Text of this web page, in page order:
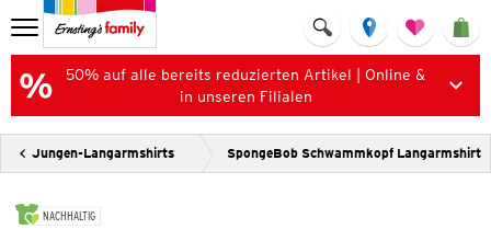
50% auf alle bereits reduzierten Artikel | Online &
in unseren Filialen
Jungen-Langarmshirts SpongeBob Schwammkopf Langarmshirt
NACHHALTIG